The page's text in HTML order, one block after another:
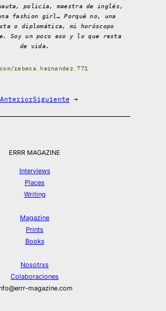
policía, maestra de inglés,
fashion girl… Porqué no, una
o diplomática, mi horóscopo
Soy un poco eso y lo que resta
de vida.
rebeca.hernandez.771
AnteriorSiguiente →
ERRR MAGAZINE
Interviews
Places
Writing
Magazine
Prints
Books
Nosotrxs
Colaboraciones
magazine.com